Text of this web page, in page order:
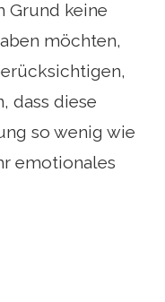
Grund keine
möchten,
dass diese
so wenig wie
emotionales